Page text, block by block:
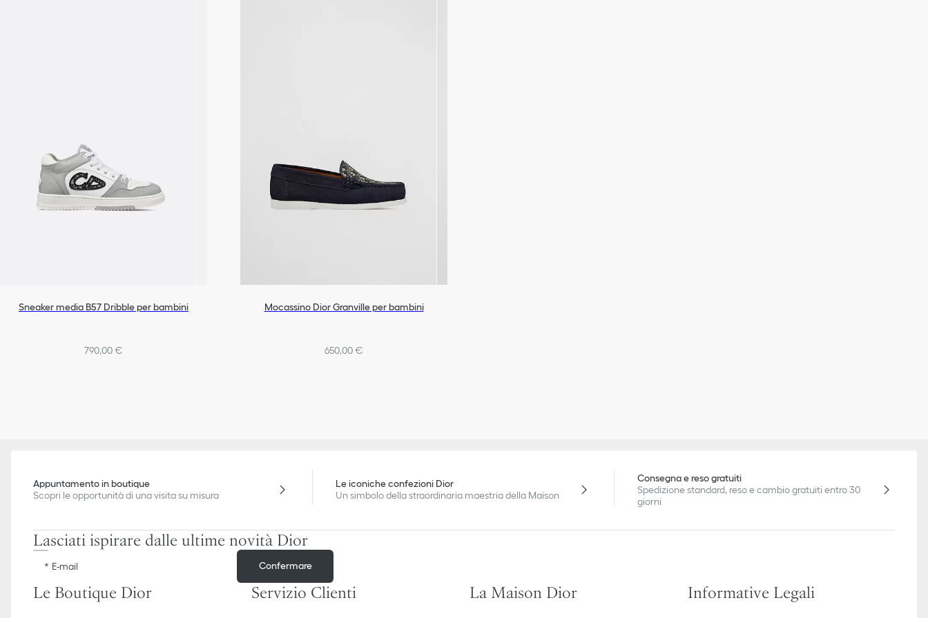
Sneaker media B57 Dribble per bambini
790,00 €
Mocassino Dior Granville per bambini
650,00 €
Appuntamento in boutique
Scopri le opportunità di una visita su misura
Le iconiche confezioni Dior
Un simbolo della straordinaria maestria della Maison
Consegna e reso gratuiti
Spedizione standard, reso e cambio gratuiti entro 30
giorni
Lasciati ispirare dalle ultime novità Dior
E-mail Confermare
Le Boutique Dior Servizio Clienti La Maison Dior Informative Legali